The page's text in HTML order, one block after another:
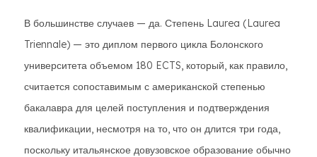
В большинстве случаев — да. Степень Laurea (Laurea
Triennale) — это диплом первого цикла Болонского
университета объемом 180 ECTS, который, как правило,
считается сопоставимым с американской степенью
бакалавра для целей поступления и подтверждения
квалификации, несмотря на то, что он длится три года,
поскольку итальянское довузовское образование обычно